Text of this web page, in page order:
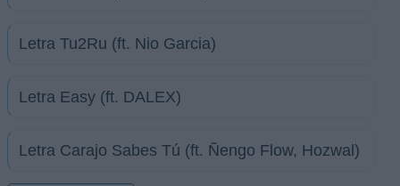
Letra Tu2Ru (ft. Nio Garcia)
Letra Easy (ft. DALEX)
Letra Carajo Sabes Tú (ft. Ñengo Flow, Hozwal)